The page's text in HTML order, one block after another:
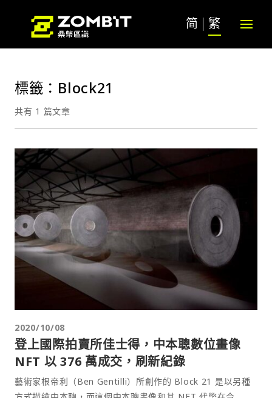
简 繁
標籤：Block21
共有 1 篇文章
2020/10/08
登上國際拍賣所佳士得，中本聰數位畫像
NFT 以 376 萬成交，刷新紀錄
藝術家根帝利（Ben Gentilli）所創作的 Block 21 是以另種